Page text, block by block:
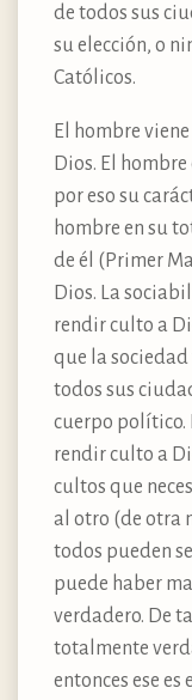
de todos sus
su elección, o
Católicos.
El hombre
Dios. El
por eso su
hombre en su
de él (Primer
Dios. La
rendir culto a
que la
todos sus
cuerpo político.
rendir culto a
cultos que
al otro (de otra
todos pueden
puede haber
verdadero. De
totalmente
entonces ese